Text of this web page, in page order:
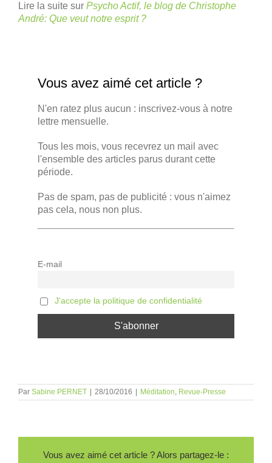
Lire la suite sur Psycho Actif, le blog de Christophe
André: Que veut notre esprit ?
Vous avez aimé cet article ?
N'en ratez plus aucun : inscrivez-vous à notre
lettre mensuelle.
Tous les mois, vous recevrez un mail avec
l'ensemble des articles parus durant cette
période.
Pas de spam, pas de publicité : vous n'aimez
pas cela, nous non plus.
E-mail
J'accepte la politique de confidentialité
Par Sabine PERNET 28/10/2016 Méditation, Revue-Presse
Vous avez aimé cet article ? Alors partagez-le :